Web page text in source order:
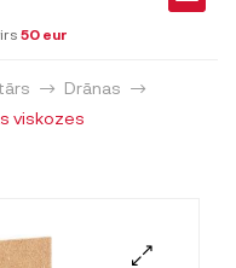
50 eur
Drānas
viskozes